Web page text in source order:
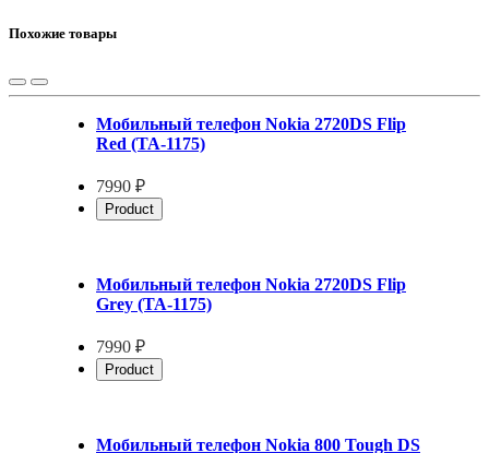
Похожие товары
Мобильный телефон Nokia 2720DS Flip
Red (TA-1175)
7990 ₽
Product
Мобильный телефон Nokia 2720DS Flip
Grey (TA-1175)
7990 ₽
Product
Мобильный телефон Nokia 800 Tough DS